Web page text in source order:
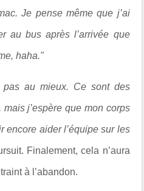
Je pense même que j’ai
au bus après l’arrivée que
haha."
au mieux. Ce sont des
j’espère que mon corps
encore aider l’équipe sur les
Finalement, cela n’aura
à l’abandon.